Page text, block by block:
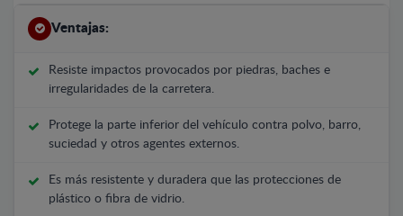
Ventajas:
Resiste impactos provocados por piedras, baches e
irregularidades de la carretera.
Protege la parte inferior del vehículo contra polvo, barro,
suciedad y otros agentes externos.
Es más resistente y duradera que las protecciones de
plástico o fibra de vidrio.